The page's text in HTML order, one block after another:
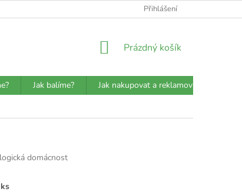
JAK BALÍME?
Přihlášení
NÁKUPNÍ
Prázdný košík
Jak balíme? Jak nakupovat a reklamovat?
domácnost